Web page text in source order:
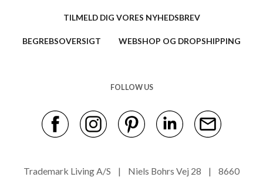
TILMELD DIG VORES NYHEDSBREV
BEGREBSOVERSIGT WEBSHOP OG DROPSHIPPING
FOLLOW US
Trademark Living A/S | Niels Bohrs Vej 28 | 8660